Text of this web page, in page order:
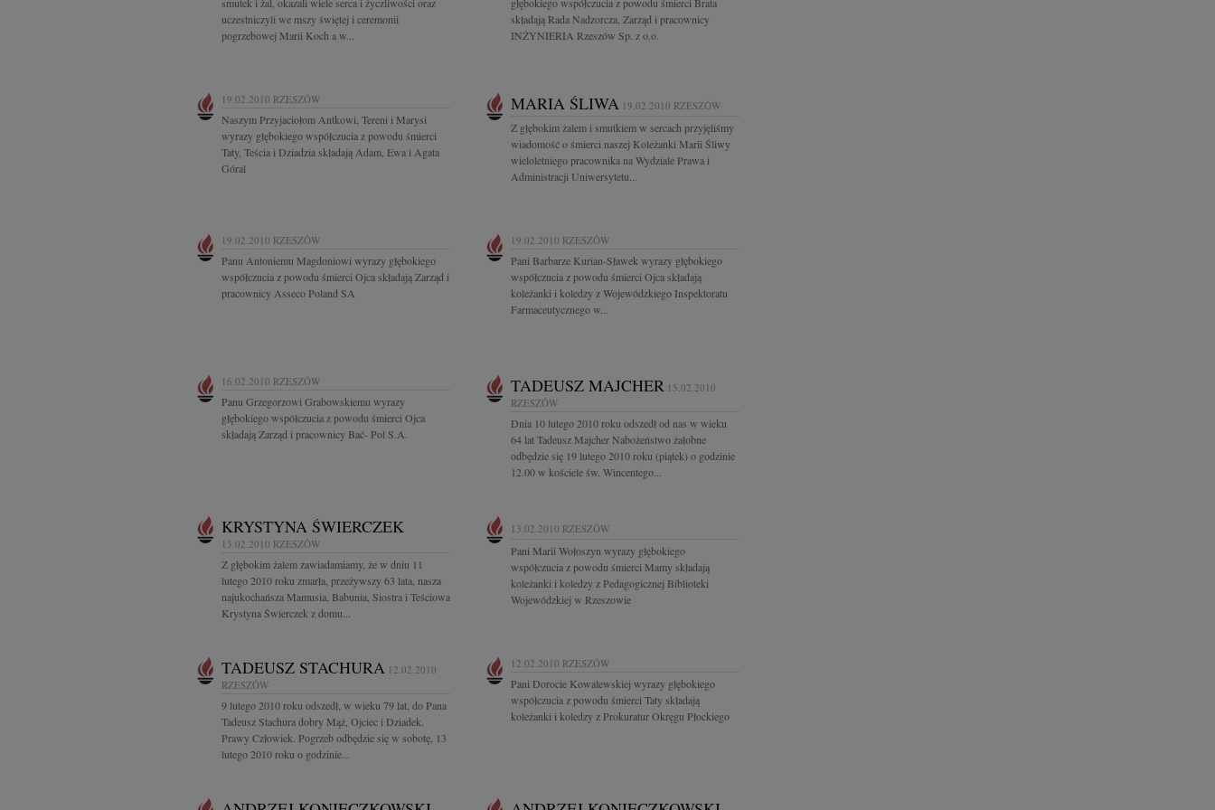
uczestniczyli we mszy świętej i ceremonii
pogrzebowej Marii Koch a w...
składają Rada Nadzorcza, Zarząd i pracownicy
INŻYNIERIA Rzeszów Sp. z o.o.
19.02.2010 RZESZÓW
Naszym Przyjaciołom Antkowi, Tereni i Marysi
wyrazy głębokiego współczucia z powodu śmierci
Taty, Teścia i Dziadzia składają Adam, Ewa i Agata
Góral
MARIA ŚLIWA 19.02.2010 RZESZÓW
Z głębokim żalem i smutkiem w sercach przyjęliśmy
wiadomość o śmierci naszej Koleżanki Marii Śliwy
wieloletniego pracownika na Wydziale Prawa i
Administracji Uniwersytetu...
19.02.2010 RZESZÓW
Panu Antoniemu Magdoniowi wyrazy głębokiego
współczucia z powodu śmierci Ojca składają Zarząd i
pracownicy Asseco Poland SA
19.02.2010 RZESZÓW
Pani Barbarze Kurian-Sławek wyrazy głębokiego
współczucia z powodu śmierci Ojca składają
koleżanki i koledzy z Wojewódzkiego Inspektoratu
Farmaceutycznego w...
16.02.2010 RZESZÓW
Panu Grzegorzowi Grabowskiemu wyrazy
głębokiego współczucia z powodu śmierci Ojca
składają Zarząd i pracownicy Bać- Pol S.A.
TADEUSZ MAJCHER 15.02.2010
RZESZÓW
Dnia 10 lutego 2010 roku odszedł od nas w wieku
64 lat Tadeusz Majcher Nabożeństwo żałobne
odbędzie się 19 lutego 2010 roku (piątek) o godzinie
12.00 w kościele św. Wincentego...
KRYSTYNA ŚWIERCZEK
13.02.2010 RZESZÓW
Z głębokim żalem zawiadamiamy, że w dniu 11
lutego 2010 roku zmarła, przeżywszy 63 lata, nasza
najukochańsza Mamusia, Babunia, Siostra i Teściowa
Krystyna Świerczek z domu...
13.02.2010 RZESZÓW
Pani Marii Wołoszyn wyrazy głębokiego
współczucia z powodu śmierci Mamy składają
koleżanki i koledzy z Pedagogicznej Biblioteki
Wojewódzkiej w Rzeszowie
TADEUSZ STACHURA 12.02.2010
RZESZÓW
9 lutego 2010 roku odszedł, w wieku 79 lat, do Pana
Tadeusz Stachura dobry Mąż, Ojciec i Dziadek.
Prawy Człowiek. Pogrzeb odbędzie się w sobotę, 13
lutego 2010 roku o godzinie...
12.02.2010 RZESZÓW
Pani Dorocie Kowalewskiej wyrazy głębokiego
współczucia z powodu śmierci Taty składają
koleżanki i koledzy z Prokuratur Okręgu Płockiego